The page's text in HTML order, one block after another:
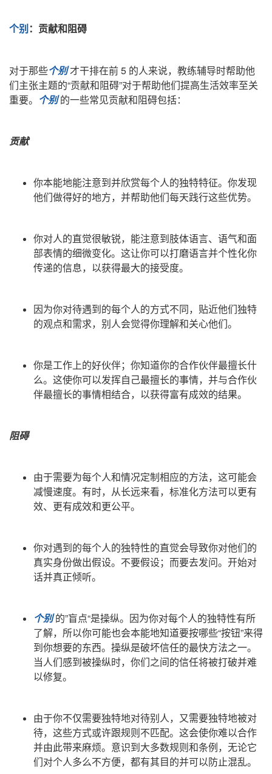
个别：贡献和阻碍
对于那些个别才干排在前 5 的人来说，教练辅导时帮助他
们主张主题的“贡献和阻碍”对于帮助他们提高生活效率至关
重要。 个别 的一些常见贡献和阻碍包括：
贡献
你本能地能注意到并欣赏每个人的独特特征。你发现
他们做得好的地方，并帮助他们每天践行这些优势。
你对人的直觉很敏锐，能注意到肢体语言、语气和面
部表情的细微变化。这让你可以打磨语言并个性化你
传递的信息，以获得最大的接受度。
因为你对待遇到的每个人的方式不同，贴近他们独特
的观点和需求，别人会觉得你理解和关心他们。
你是工作上的好伙伴；你知道你的合作伙伴最擅长什
么。这使你可以发挥自己最擅长的事情，并与合作伙
伴最擅长的事情相结合，以获得富有成效的结果。
阻碍
由于需要为每个人和情况定制相应的方法，这可能会
减慢速度。有时，从长远来看，标准化方法可以更有
效、更有成效和更公平。
你对遇到的每个人的独特性的直觉会导致你对他们的
真实身份做出假设。不要假设；而要去发问。开始对
话并真正倾听。
个别的”盲点“是操纵。因为你对每个人的独特性有所
了解，所以你可能也会本能地知道要按哪些“按钮”来得
到你想要的东西。操纵是破坏信任的最快方法之一。
当人们感到被操纵时，你们之间的信任将被打破并难
以修复。
由于你不仅需要独特地对待别人，又需要独特地被对
待，这些方式或许跟规则不匹配。这会使你难以合作
并由此带来麻烦。 意识到大多数规则和条例，无论它
们对个人多么不方便，都有其目的并可以防止混乱。